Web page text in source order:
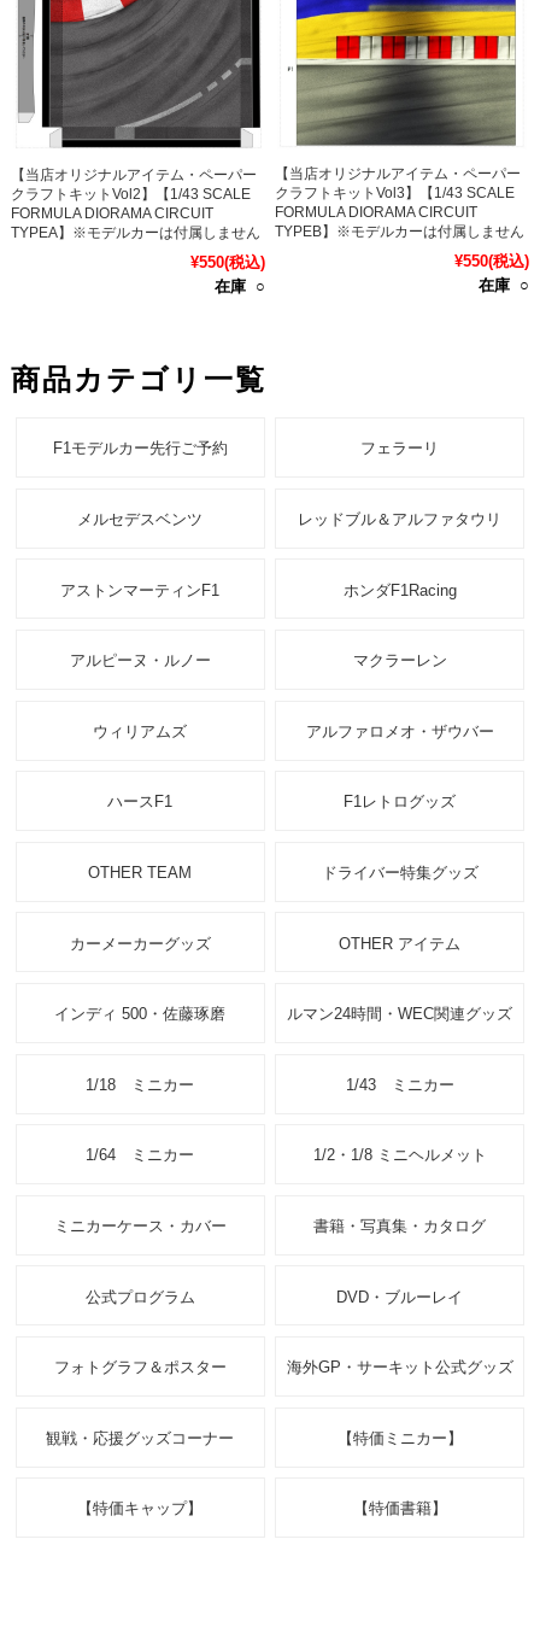
【当店オリジナルアイテム・ペーパー
クラフトキットVol2】【1/43 SCALE
FORMULA DIORAMA CIRCUIT
TYPEA】※モデルカーは付属しません
¥550(税込)
在庫 ○
【当店オリジナルアイテム・ペーパー
クラフトキットVol3】【1/43 SCALE
FORMULA DIORAMA CIRCUIT
TYPEB】※モデルカーは付属しません
¥550(税込)
在庫 ○
商品カテゴリ一覧
F1モデルカー先行ご予約 フェラーリ
メルセデスベンツ レッドブル＆アルファタウリ
アストンマーティンF1 ホンダF1Racing
アルピーヌ・ルノー マクラーレン
ウィリアムズ アルファロメオ・ザウバー
ハースF1 F1レトログッズ
OTHER TEAM ドライバー特集グッズ
カーメーカーグッズ OTHER アイテム
インディ 500・佐藤琢磨 ルマン24時間・WEC関連グッズ
1/18 ミニカー 1/43 ミニカー
1/64 ミニカー 1/2・1/8 ミニヘルメット
ミニカーケース・カバー 書籍・写真集・カタログ
公式プログラム DVD・ブルーレイ
フォトグラフ＆ポスター 海外GP・サーキット公式グッズ
観戦・応援グッズコーナー 【特価ミニカー】
【特価キャップ】 【特価書籍】